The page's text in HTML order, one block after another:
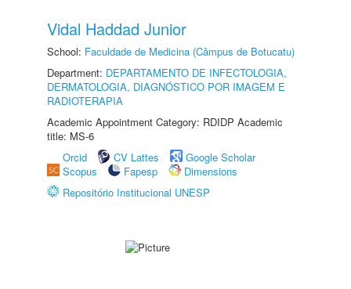
Vidal Haddad Junior
School: Faculdade de Medicina (Câmpus de Botucatu)
Department: DEPARTAMENTO DE INFECTOLOGIA,
DERMATOLOGIA, DIAGNÓSTICO POR IMAGEM E
RADIOTERAPIA
Academic Appointment Category: RDIDP Academic
title: MS-6
Orcid
CV Lattes
Google Scholar
Scopus
Fapesp
Dimensions
Repositório Institucional UNESP